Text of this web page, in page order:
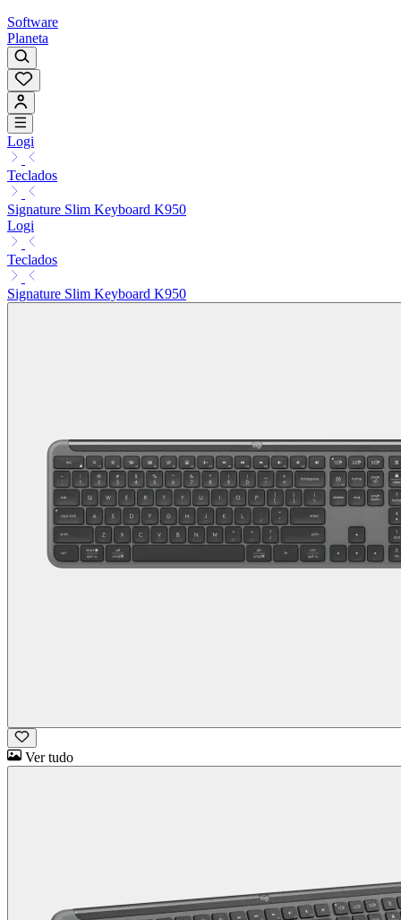
Software
Planeta
Logi
Teclados
Signature Slim Keyboard K950
Logi
Teclados
Signature Slim Keyboard K950
Ver tudo